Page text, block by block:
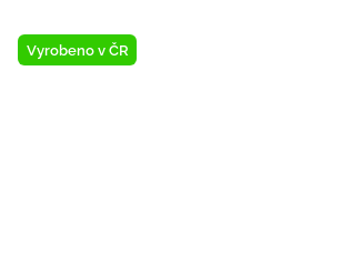
Vyrobeno v ČR